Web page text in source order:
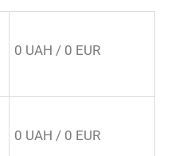
0 UAH / 0 EUR
0 UAH / 0 EUR